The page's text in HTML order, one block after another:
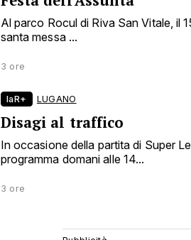
Al parco Rocul di Riva San Vitale, il
santa messa ...
3 ore
laR+ LUGANO
Disagi al traffico
In occasione della partita di Super
programma domani alle 14...
3 ore